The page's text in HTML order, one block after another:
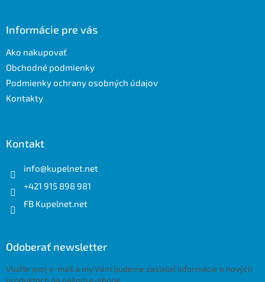
Informácie pre vás
Ako nakupovať
Obchodné podmienky
Podmienky ochrany osobných údajov
Kontakty
Kontakt
info@kupelnet.net
+421 915 898 981
FB Kupelnet.net
Odoberať newsletter
Vložte svoj e-mail a my Vám budeme zasielať informácie o nových